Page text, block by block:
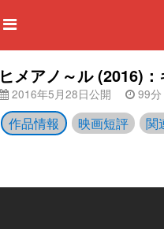
ヒメアノ～ル (2016)
2016年5月28日公開 99分
作品情報 映画短評 関